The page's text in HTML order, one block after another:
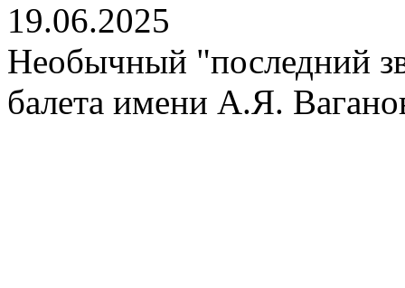
19.06.2025
Необычный "последний
балета имени А.Я.